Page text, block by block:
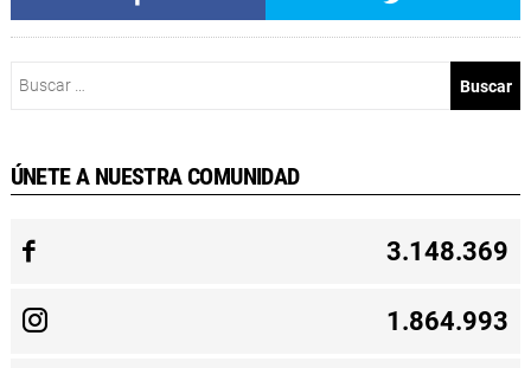
ÚNETE A NUESTRA COMUNIDAD
3.148.369
1.864.993